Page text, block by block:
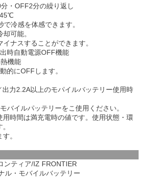
・OFF2分の繰り返し
冷感を体感できます。
可能。
ナスすることができます。
時自動電源OFF機能
機能
的にOFFします。
力2.2A以上のモパイルバッテリー使用時
バイルパッテリーをこ使用ください。
時間は満充電時の値です。使用状態・環
。
ンティア/IZ FRONTIER
ル・モバイルバッテリー